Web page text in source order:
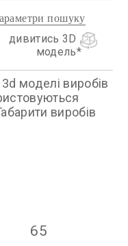
дивитись 3D
модель
пошуку
моделі виробів
виробів
65